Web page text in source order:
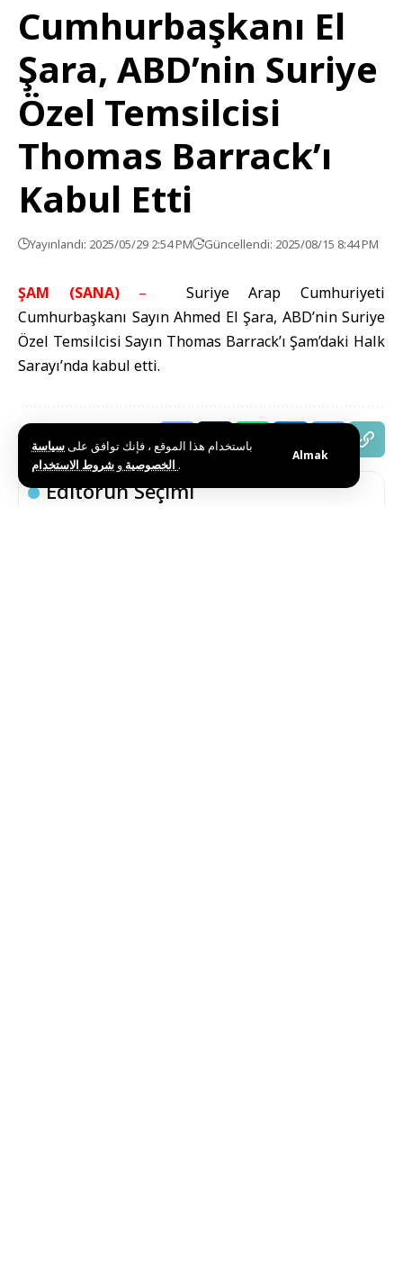
باستخدام هذا الموقع ، فإنك توافق علىسياسة
الخصوصية و .
Almak
Cumhurbaşkanı El
Şara, ABD’nin Suriye
Özel Temsilcisi
Thomas Barrack’ı
Kabul Etti
Yayınlandı: 2025/05/29 2:54 PM Güncellendi: 2025/08/15 8:44 PM
ŞAM (SANA)– Suriye Arap Cumhuriyeti
Cumhurbaşkanı Sayın Ahmed El Şara, ABD’nin Suriye
Özel Temsilcisi Sayın Thomas Barrack’ı Şam’daki Halk
Sarayı’nda kabul etti.
Bu haberi paylaş
Editörün Seçimi